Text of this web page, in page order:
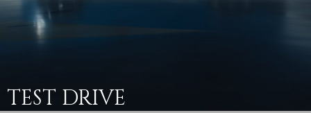
TEST DRIVE